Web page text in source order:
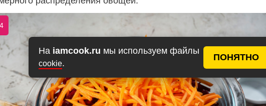
На iamcook.ru мы используем файлы
cookie.
ПОНЯТНО